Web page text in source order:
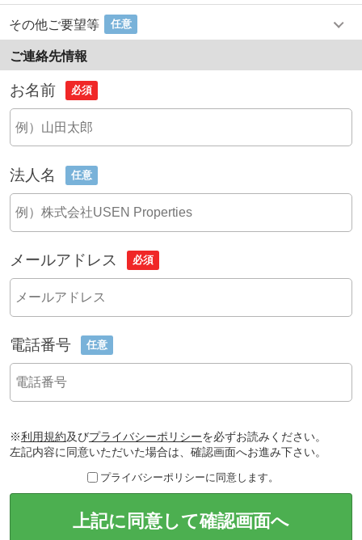
その他ご要望等 任意
ご連絡先情報
お名前 必須
法人名 任意
メールアドレス 必須
電話番号 任意
※利用規約及びプライバシーポリシーを必ずお読みください。
左記内容に同意いただいた場合は、確認画面へお進み下さい。
プライバシーポリシーに同意します。
上記に同意して確認画面へ